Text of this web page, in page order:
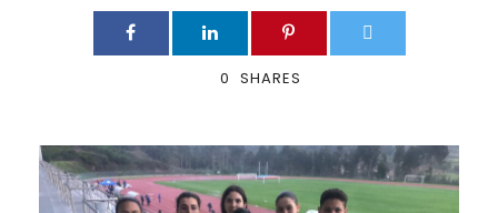
0 SHARES